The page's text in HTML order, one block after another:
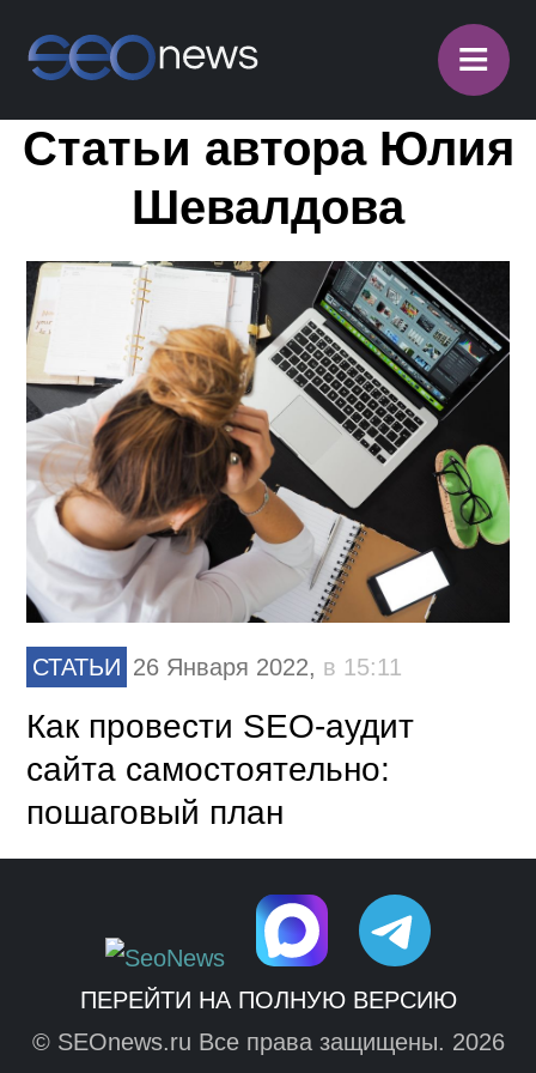
≡
Статьи автора Юлия
Шевалдова
СТАТЬИ 26 Января 2022, в 15:11
Как провести SEO-аудит
сайта самостоятельно:
пошаговый план
ПЕРЕЙТИ НА ПОЛНУЮ ВЕРСИЮ
© SEOnews.ru Все права защищены. 2026